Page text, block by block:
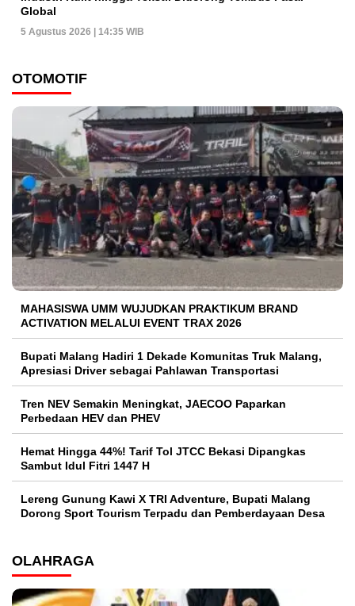
Global
5 Agustus 2026 | 14:35 WIB
OTOMOTIF
MAHASISWA UMM WUJUDKAN PRAKTIKUM BRAND
ACTIVATION MELALUI EVENT TRAX 2026
Bupati Malang Hadiri 1 Dekade Komunitas Truk Malang,
Apresiasi Driver sebagai Pahlawan Transportasi
Tren NEV Semakin Meningkat, JAECOO Paparkan
Perbedaan HEV dan PHEV
Hemat Hingga 44%! Tarif Tol JTCC Bekasi Dipangkas
Sambut Idul Fitri 1447 H
Lereng Gunung Kawi X TRI Adventure, Bupati Malang
Dorong Sport Tourism Terpadu dan Pemberdayaan Desa
OLAHRAGA